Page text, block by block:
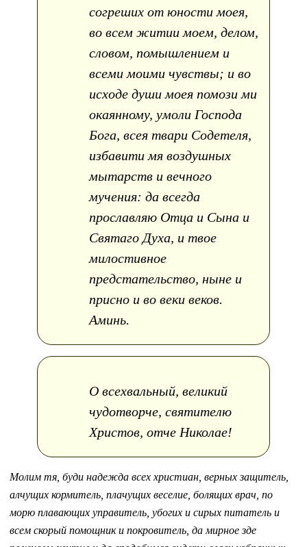
согреших от юности моея,
во всем житии моем, делом,
словом, помышлением и
всеми моими чувствы; и во
исходе души моея помози ми
окаянному, умоли Господа
Бога, всея твари Содетеля,
избавити мя воздушных
мытарств и вечного
мучения: да всегда
прославляю Отца и Сына и
Святаго Духа, и твое
милостивное
предстательство, ныне и
присно и во веки веков.
Аминь.
О всехвальный, великий
чудотворче, святителю
Христов, отче Николае!
Молим тя, буди надежда всех христиан, верных защитель,
алчущих кормитель, плачущих веселие, болящих врач, по
морю плавающих управитель, убогих и сирых питатель и
всем скорый помощник и покровитель, да мирное зде